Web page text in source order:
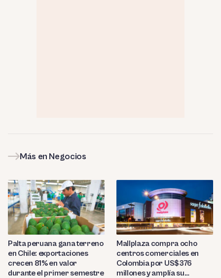
Más en Negocios
Palta peruana gana terreno
en Chile: exportaciones
crecen 81% en valor
durante el primer semestre
Mallplaza compra ocho
centros comerciales en
Colombia por US$376
millones y amplía su